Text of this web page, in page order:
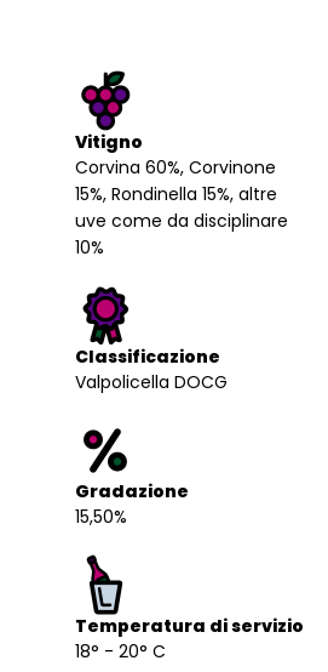
Vitigno
Corvina 60%, Corvinone
15%, Rondinella 15%, altre
uve come da disciplinare
10%
Classificazione
Valpolicella DOCG
Gradazione
15,50%
Temperatura di servizio
18° - 20° C